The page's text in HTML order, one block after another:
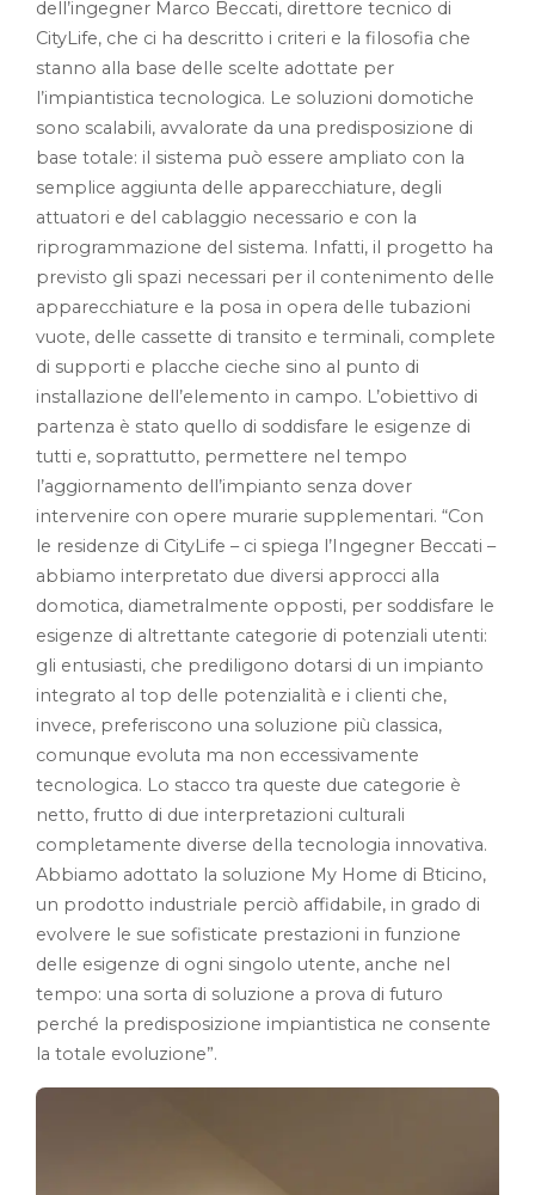
dell’ingegner Marco Beccati, direttore tecnico di
CityLife, che ci ha descritto i criteri e la filosofia che
stanno alla base delle scelte adottate per
l’impiantistica tecnologica. Le soluzioni domotiche
sono scalabili, avvalorate da una predisposizione di
base totale: il sistema può essere ampliato con la
semplice aggiunta delle apparecchiature, degli
attuatori e del cablaggio necessario e con la
riprogrammazione del sistema. Infatti, il progetto ha
previsto gli spazi necessari per il contenimento delle
apparecchiature e la posa in opera delle tubazioni
vuote, delle cassette di transito e terminali, complete
di supporti e placche cieche sino al punto di
installazione dell’elemento in campo. L’obiettivo di
partenza è stato quello di soddisfare le esigenze di
tutti e, soprattutto, permettere nel tempo
l’aggiornamento dell’impianto senza dover
intervenire con opere murarie supplementari. “Con
le residenze di CityLife – ci spiega l’Ingegner Beccati –
abbiamo interpretato due diversi approcci alla
domotica, diametralmente opposti, per soddisfare le
esigenze di altrettante categorie di potenziali utenti:
gli entusiasti, che prediligono dotarsi di un impianto
integrato al top delle potenzialità e i clienti che,
invece, preferiscono una soluzione più classica,
comunque evoluta ma non eccessivamente
tecnologica. Lo stacco tra queste due categorie è
netto, frutto di due interpretazioni culturali
completamente diverse della tecnologia innovativa.
Abbiamo adottato la soluzione My Home di Bticino,
un prodotto industriale perciò affidabile, in grado di
evolvere le sue sofisticate prestazioni in funzione
delle esigenze di ogni singolo utente, anche nel
tempo: una sorta di soluzione a prova di futuro
perché la predisposizione impiantistica ne consente
la totale evoluzione”.